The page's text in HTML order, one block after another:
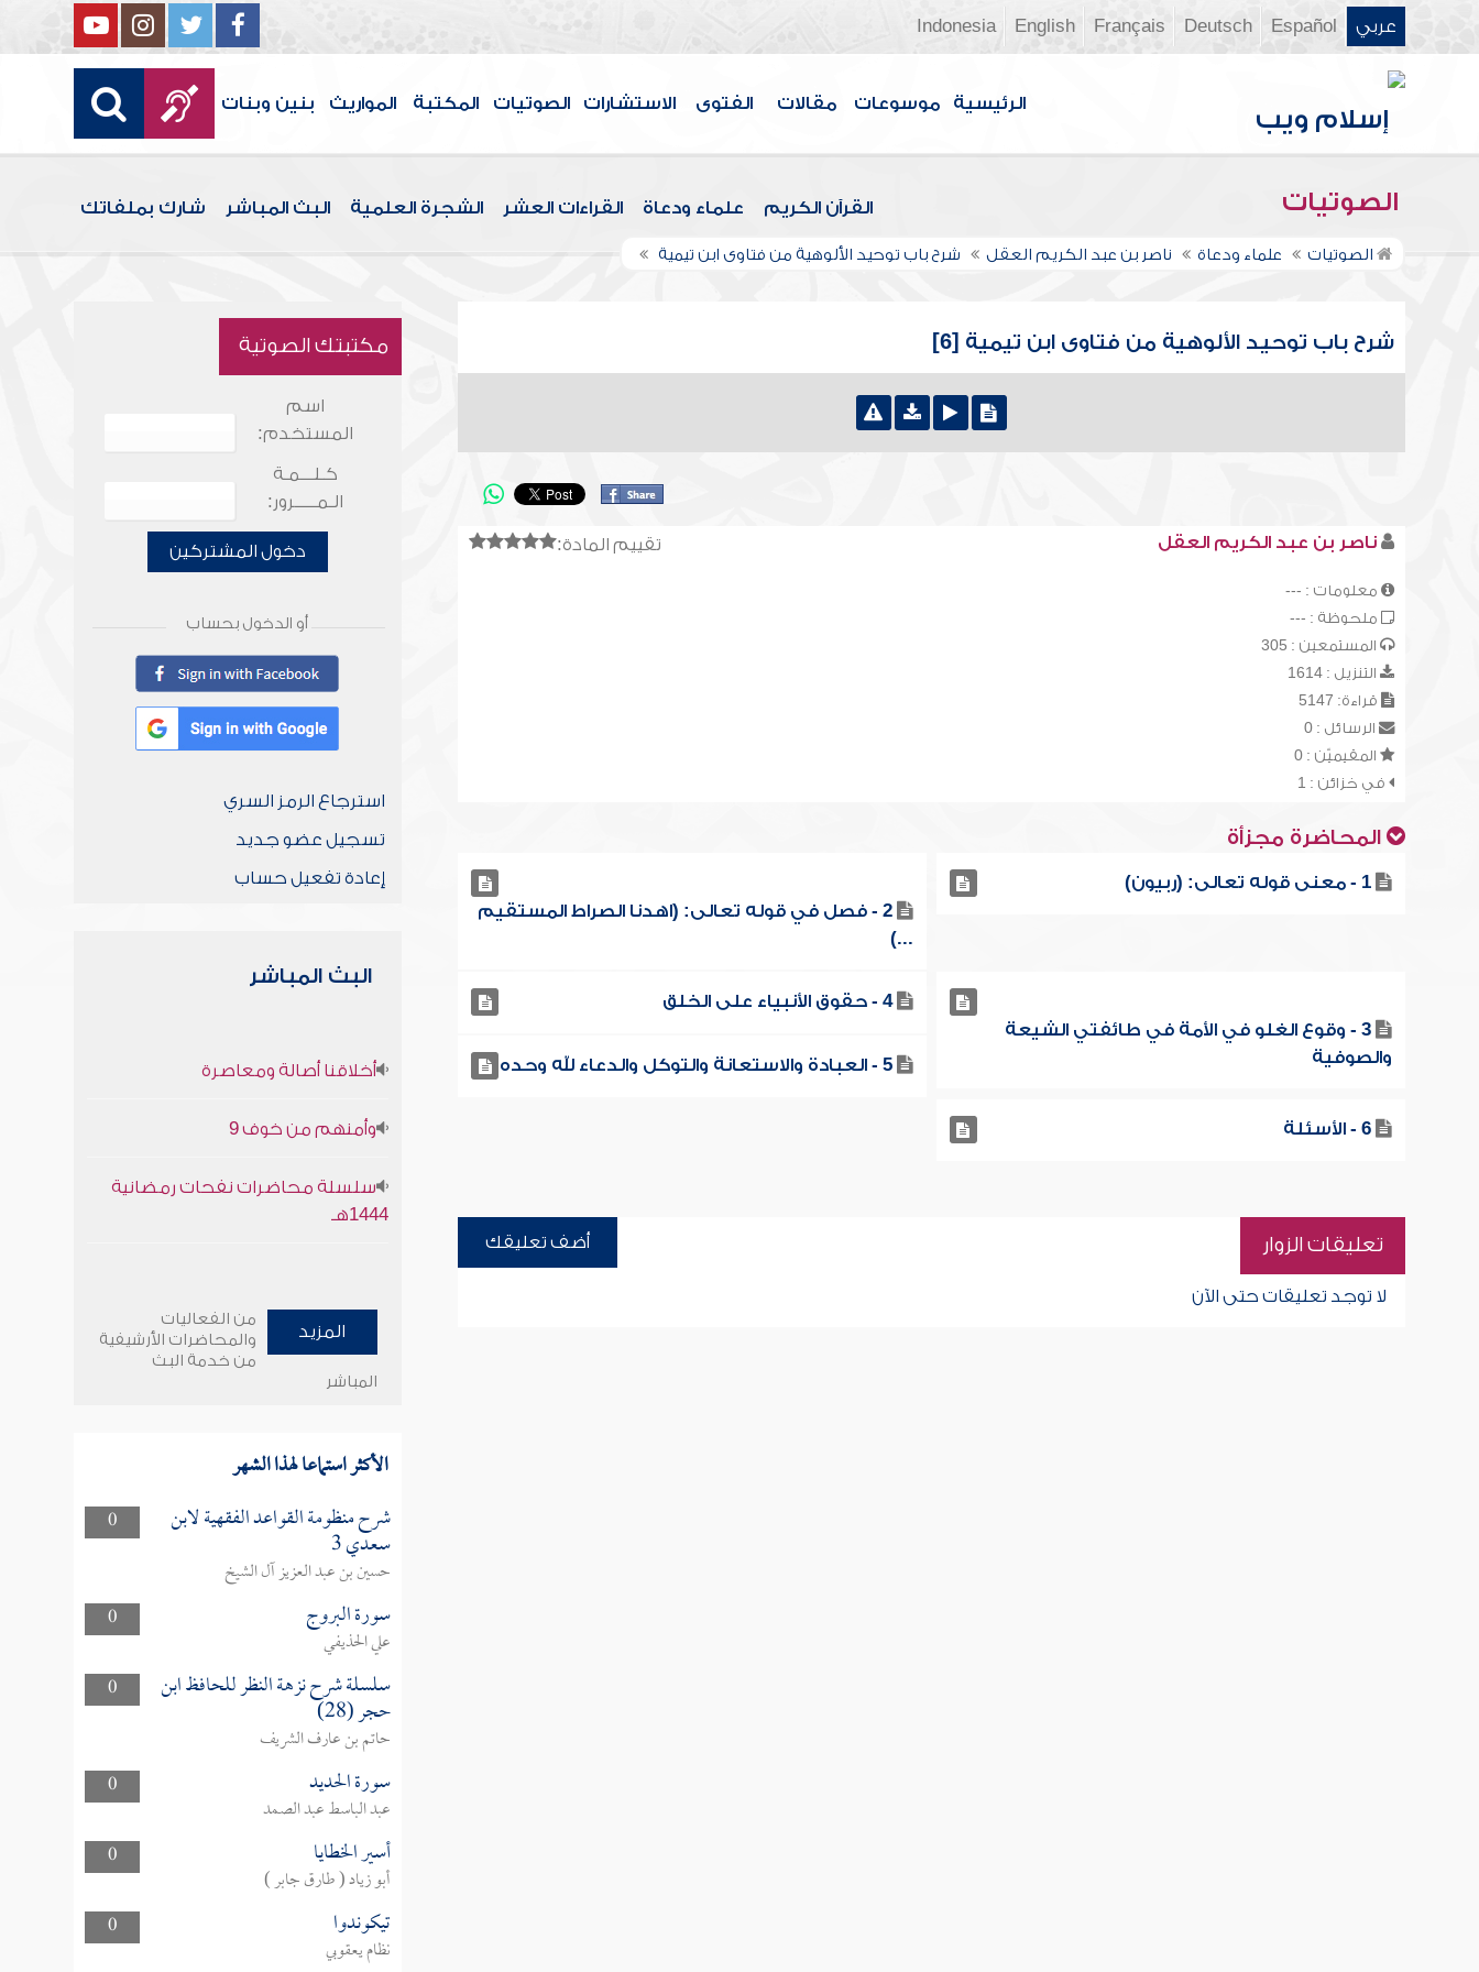
عربي Español
Deutsch
Français
English
Indonesia
الرئيسية موسوعات مقالات الفتوى الاستشارات الصوتيات المكتبة المواريث بنين وبنات
الصوتيات القرآن الكريم علماء ودعاة القراءات العشر الشجرة العلمية البث المباشر شارك بملفاتك
الصوتيات علماء ودعاة ناصر بن عبد الكريم العقل شرح باب توحيد الألوهية من فتاوى ابن تيمية
شرح باب توحيد الألوهية من فتاوى ابن تيمية [6]
تقييم المادة: ناصر بن عبد الكريم العقل
معلومات : ---
ملحوظة : ---
المستمعين : 305
التنزيل : 1614
قراءة: 5147
الرسائل : 0
المقيميّن : 0
في خزائن : 1
المحاضرة مجزأة
1 - معنى قوله تعالى: (ربيون)
2 - فصل في قوله تعالى: (اهدنا الصراط المستقيم
...)
3 - وقوع الغلو في الأمة في طائفتي الشيعة
والصوفية
4 - حقوق الأنبياء على الخلق
5 - العبادة والاستعانة والتوكل والدعاء لله وحده
6 - الأسئلة
تعليقات الزوار أضف تعليقك
لا توجد تعليقات حتى الآن
مكتبتك الصوتية
اسم
المستخدم:
كـلـــمـة
الـمـــــرور:
دخول المشتركين
أو الدخول بحساب
استرجاع الرمز السري
تسجيل عضو جديد
إعادة تفعيل حساب
البث المباشر
أخلاقنا أصالة ومعاصرة
وأمنهم من خوف 9
سلسلة محاضرات نفحات رمضانية
1444هـ
المزيد
من الفعاليات
والمحاضرات الأرشيفية
من خدمة البث
المباشر
الأكثر استماعا لهذا الشهر
0 شرح منظومة القواعد الفقهية لابن
سعدي 3
حسين بن عبد العزيز آل الشيخ
0
سورة البروج
علي الحذيفي
0
سلسلة شرح نزهة النظر للحافظ ابن
حجر (28)
حاتم بن عارف الشريف
0
سورة الحديد
عبد الباسط عبد الصمد
0
أسير الخطايا
أبو زياد ( طارق جابر )
0
تيكوندوا
نظام يعقوبي